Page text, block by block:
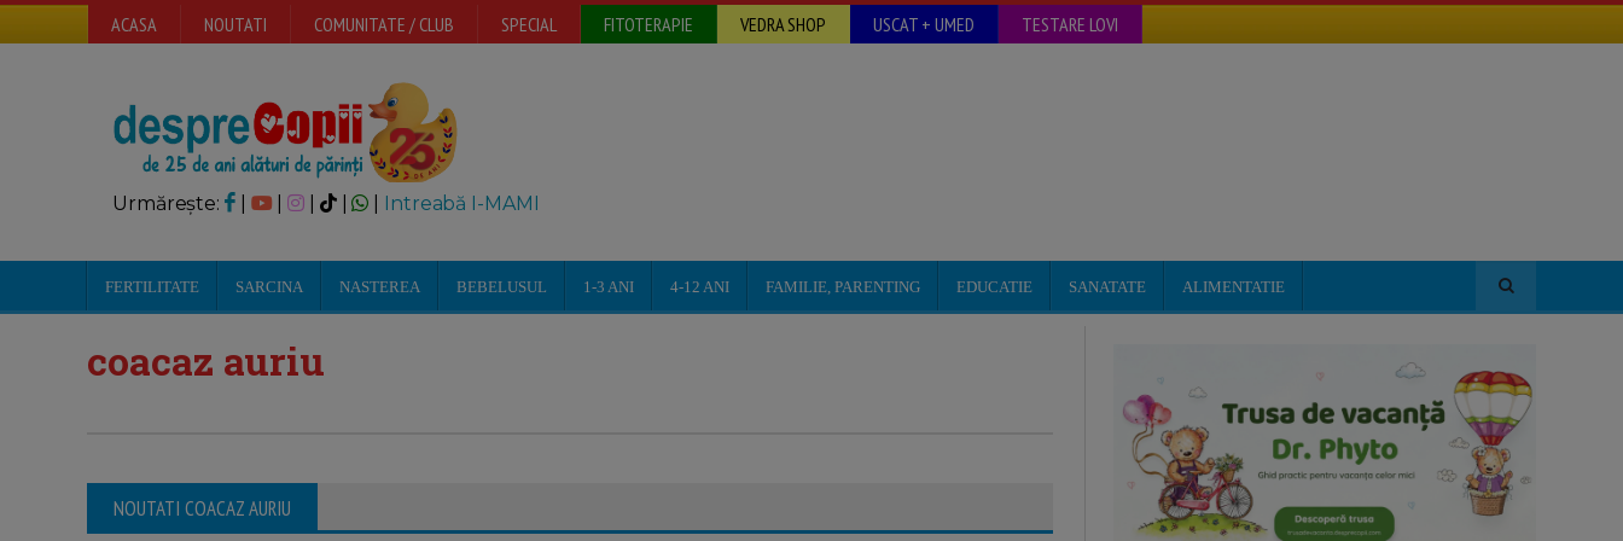
ACASA NOUTATI COMUNITATE / CLUB SPECIAL FITOTERAPIE VEDRA SHOP USCAT + UMED TESTARE LOVI
Urmărește: | | Intreabă I-MAMI
FERTILITATE SARCINA NASTEREA BEBELUSUL 1-3 ANI 4-12 ANI FAMILIE, PARENTING EDUCATIE SANATATE ALIMENTATIE
coacaz auriu
NOUTATI COACAZ AURIU